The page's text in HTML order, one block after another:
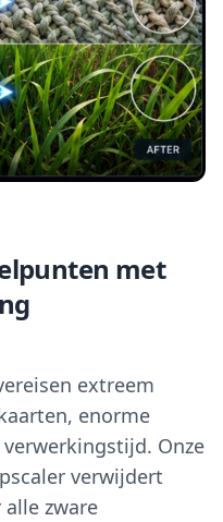
met
extreem
enorme
Onze
verwijdert
zware